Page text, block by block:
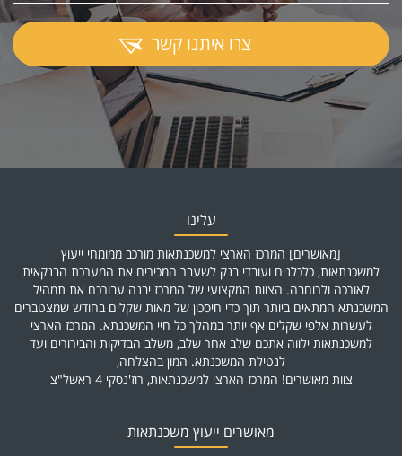
צרו איתנו קשר
עלינו
[מאושרים] המרכז הארצי למשכנתאות מורכב ממומחי ייעוץ
למשכנתאות, כלכלנים ועובדי בנק לשעבר המכירים את המערכת הבנקאית
לאורכה ולרוחבה. הצוות המקצועי של המרכז יבנה עבורכם את תמהיל
המשכנתא המתאים ביותר תוך כדי חיסכון של מאות שקלים בחודש שמצטברים
לעשרות אלפי שקלים אף יותר במהלך כל חיי המשכנתא. המרכז הארצי
למשכנתאות ילווה אתכם שלב אחר שלב, משלב הבדיקות והבירורים ועד
לנטילת המשכנתא. המון בהצלחה,
צוות מאושרים! המרכז הארצי למשכנתאות, רוז'נסקי 4 ראשל"צ
מאושרים ייעוץ משכנתאות